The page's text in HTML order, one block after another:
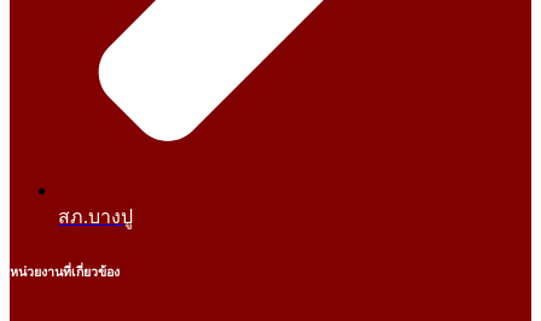
สภ.บางปู
หน่วยงานที่เกี่ยวข้อง